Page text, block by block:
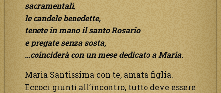
sacramentali,
le candele benedette,
tenete in mano il santo Rosario
e pregate senza sosta,
…coinciderà con un mese dedicato a Maria.
Maria Santissima con te, amata figlia.
Eccoci giunti all’incontro, tutto deve essere